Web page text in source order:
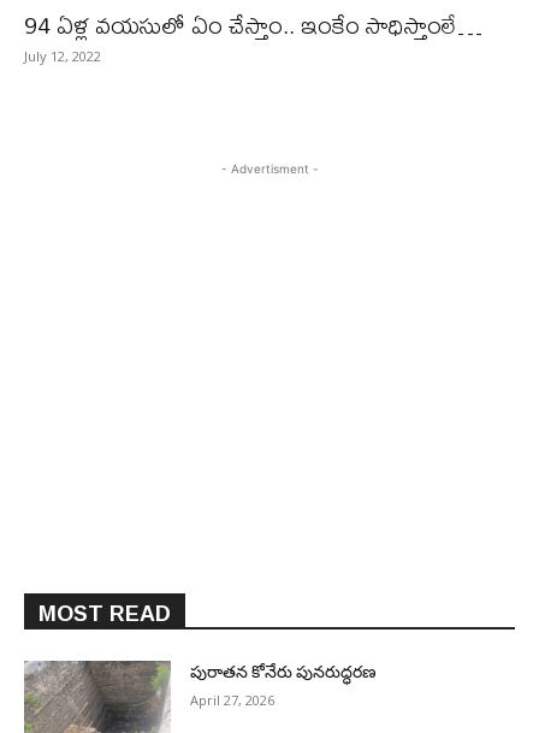
94 ఏళ్ల వయసులో ఏం చేస్తాం.. ఇంకేం సాధిస్తాంలే…
July 12, 2022
- Advertisment -
MOST READ
పురాత‌న కోనేరు పున‌రుద్ధ‌ర‌ణ
April 27, 2026